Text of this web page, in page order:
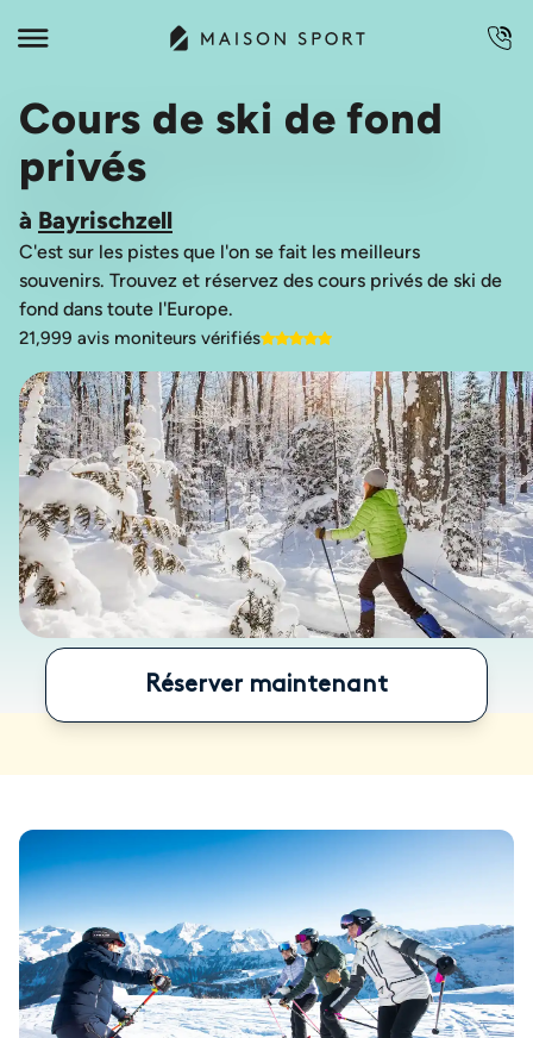
Cours de ski de fond
privés
à Bayrischzell
C'est sur les pistes que l'on se fait les meilleurs
souvenirs. Trouvez et réservez des cours privés de ski de
21,999 avis moniteurs vérifiés
Réserver maintenant